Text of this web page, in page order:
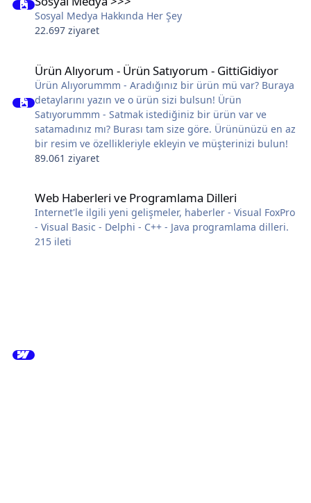
Sosyal Medya Hakkında Her Şey
22.697 ziyaret
Ürün Alıyorum - Ürün Satıyorum - GittiGidiyor
Ürün Alıyorummm - Aradığınız bir ürün mü var? Buraya
detaylarını yazın ve o ürün sizi bulsun! Ürün
Satıyorummm - Satmak istediğiniz bir ürün var ve
satamadınız mı? Burası tam size göre. Ürününüzü en az
bir resim ve özellikleriyle ekleyin ve müşterinizi bulun!
89.061 ziyaret
Web Haberleri ve Programlama Dilleri
Internet'le ilgili yeni gelişmeler, haberler - Visual FoxPro
- Visual Basic - Delphi - C++ - Java programlama dilleri.
215 ileti